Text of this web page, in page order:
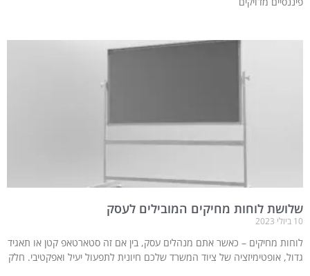
שלושת לוחות מחיקים המובילים לעסק
10 ביולי 2023
לוחות מחיקים – כאשר אתם מנהלים עסק, בין אם זה סטארטאפ קטן או תאגיד
גדול, אופטימיזציה של ציוד המשרד שלכם חיונית לתפעול יעיל ואפקטיבי. חלק